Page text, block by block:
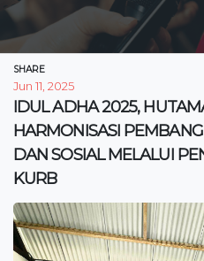
SHARE
Jun 11, 2025
IDUL ADHA 2025,
HARMONISASI
DAN SOSIAL MELALUI
KURB